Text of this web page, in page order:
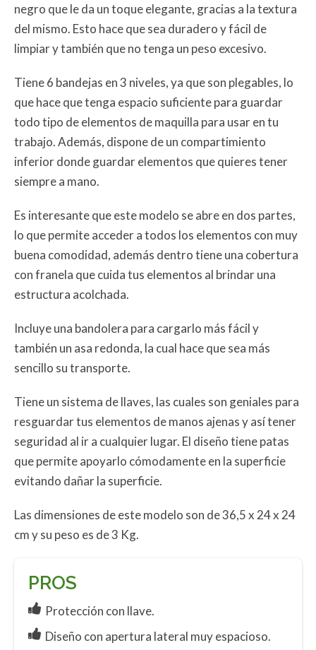
negro que le da un toque elegante, gracias a la textura
del mismo. Esto hace que sea duradero y fácil de
limpiar y también que no tenga un peso excesivo.
Tiene 6 bandejas en 3 niveles, ya que son plegables, lo
que hace que tenga espacio suficiente para guardar
todo tipo de elementos de maquilla para usar en tu
trabajo. Además, dispone de un compartimiento
inferior donde guardar elementos que quieres tener
siempre a mano.
Es interesante que este modelo se abre en dos partes,
lo que permite acceder a todos los elementos con muy
buena comodidad, además dentro tiene una cobertura
con franela que cuida tus elementos al brindar una
estructura acolchada.
Incluye una bandolera para cargarlo más fácil y
también un asa redonda, la cual hace que sea más
sencillo su transporte.
Tiene un sistema de llaves, las cuales son geniales para
resguardar tus elementos de manos ajenas y así tener
seguridad al ir a cualquier lugar. El diseño tiene patas
que permite apoyarlo cómodamente en la superficie
evitando dañar la superficie.
Las dimensiones de este modelo son de 36,5 x 24 x 24
cm y su peso es de 3 Kg.
PROS
Protección con llave.
Diseño con apertura lateral muy espacioso.